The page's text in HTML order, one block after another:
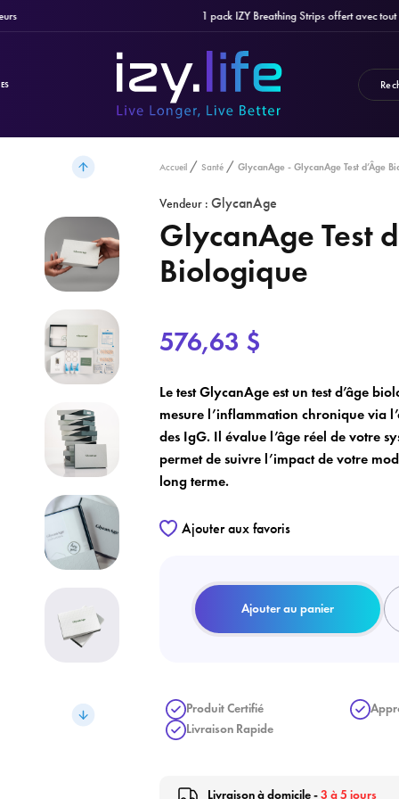
1 pack IZY Breathing Strips offert avec tout
Accueil Santé GlycanAge - GlycanAge Test d’Âge
Vendeur : GlycanAge
GlycanAge Test
Biologique
576,63 $
Le test GlycanAge est un test d’âge
mesure l’inflammation chronique via
des IgG. Il évalue l’âge réel de votre
permet de suivre l’impact de votre
long terme.
Ajouter aux favoris
Ajouter au panier
Produit Certifié
Livraison Rapide
Livraison à domicile -3 à 5 jours